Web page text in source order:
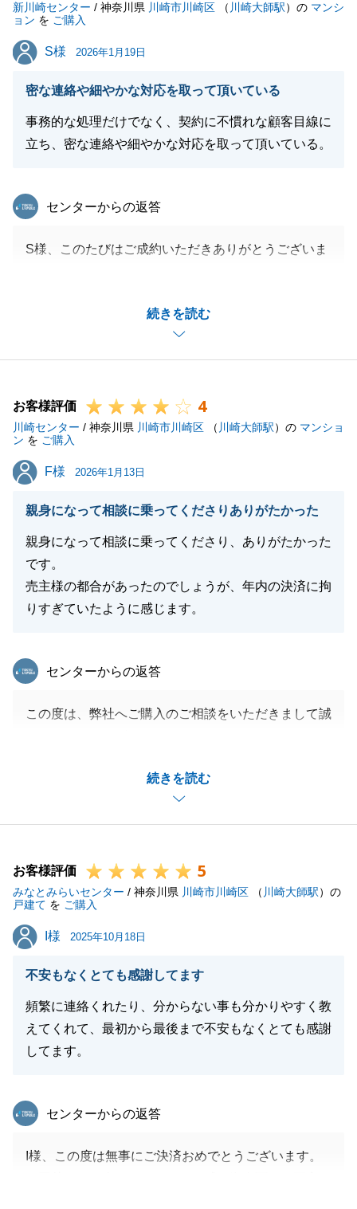
閉じる
新川崎センター / 神奈川県 川崎市川崎区 （ 川崎大師駅）の マンシ
ョン を ご購入
S様
S様 2026年1月19日
密な連絡や細やかな対応を取って頂いている
事務的な処理だけでなく、契約に不慣れな顧客目線に
立ち、密な連絡や細やかな対応を取って頂いている。
続きを読む
東急リバブル
センターからの返答
S様、このたびはご成約いただきありがとうございま
せていただいておりましたが、無事に進んでよかった
これも一重にS様のご家族の団結力と信念とがあった
この度はお手伝いをさせていただきありがとうござい
ました。
お客様評価 4
川崎センター / 神奈川県 川崎市川崎区 （ 川崎大師駅）の マンショ
ン を ご購入
F様
F様 2026年1月13日
親身になって相談に乗ってくださりありがたかった
親身になって相談に乗ってくださり、ありがたかった
です。
売主様の都合があったのでしょうが、年内の決済に拘
りすぎていたように感じます。
続きを読む
東急リバブル
センターからの返答
この度は、弊社へご購入のご相談をいただきまして誠
事にお引渡しを終えることができました。
売主様からのご要望で、タイトなスケジュールとなり
ましたがご協力いただきましてありがとうございまし
今後とも、ご相談事項等ございましたらお申し付けく
ださいませ。
引き続きよろしくお願いいたします。
閉じる
お客様評価 5
みなとみらいセンター / 神奈川県 川崎市川崎区 （ 川崎大師駅）の
戸建て を ご購入
I様
I様 2025年10月18日
不安もなくとても感謝してます
頻繁に連絡くれたり、分からない事も分かりやすく教
えてくれて、最初から最後まで不安もなくとても感謝
してます。
東急リバブル
センターからの返答
I様、この度は無事にご決済おめでとうございます。